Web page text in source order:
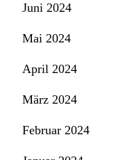
Juni 2024
Mai 2024
April 2024
März 2024
Februar 2024